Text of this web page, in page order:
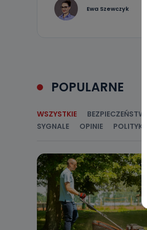
Ewa Szewczyk
POPULARNE
WSZYSTKIE BEZPIECZEŃSTWO
SYGNALE
OPINIE POLITYKA